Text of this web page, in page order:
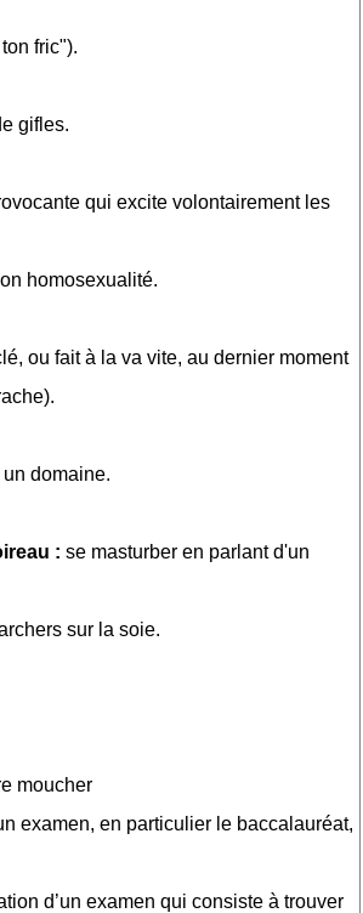
fric").
gifles.
qui excite volontairement les
homosexualité.
ou fait à la va vite, au dernier moment
domaine.
: se masturber en parlant d'un
sur la soie.
moucher
examen, en particulier le baccalauréat,
d’un examen qui consiste à trouver